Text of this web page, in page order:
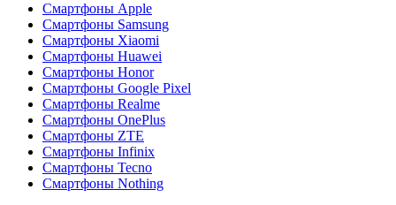
Смартфоны Apple
Смартфоны Samsung
Смартфоны Xiaomi
Смартфоны Huawei
Смартфоны Honor
Смартфоны Google Pixel
Смартфоны Realme
Смартфоны OnePlus
Смартфоны ZTE
Смартфоны Infinix
Смартфоны Tecno
Смартфоны Nothing